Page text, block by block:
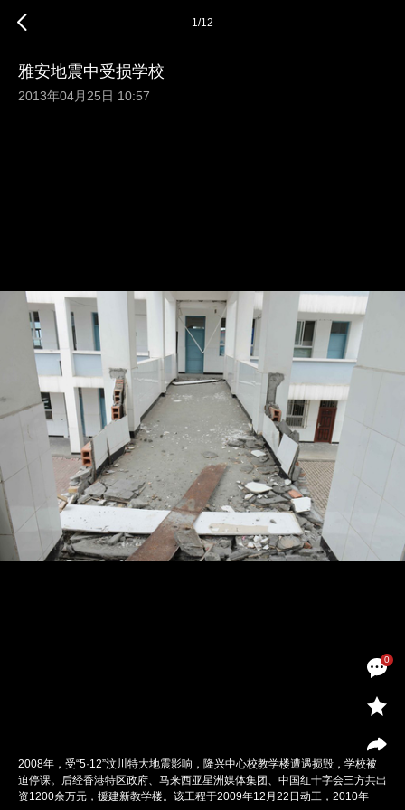
0
1/12
雅安地震中受损学校
2013年04月25日 10:57
2008年，受“5·12”汶川特大地震影响，隆兴中心校教学楼遭遇损毁，学校被
迫停课。后经香港特区政府、马来西亚星洲媒体集团、中国红十字会三方共出
资1200余万元，援建新教学楼。该工程于2009年12月22日动工，2010年